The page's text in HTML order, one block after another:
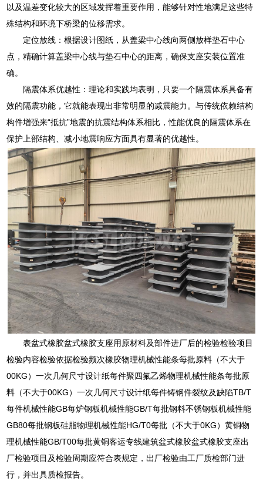
以及温差变化较大的区域发挥着重要作用，能够针对性地满足这些特
殊结构和环境下桥梁的位移需求。
定位放线：根据设计图纸，从盖梁中心线向两侧放样垫石中心
点，精确计算盖梁中心线与垫石中心的距离，确保支座安装位置准
确。
隔震体系优越性：理论和实践均表明，只要一个隔震体系具备有
效的隔震功能，它就能表现出非常明显的减震能力。与传统依赖结构
构件增强来“抵抗”地震的抗震结构体系相比，性能优良的隔震体系在
保护上部结构、减小地震响应方面具有显著的优越性。
表盆式橡胶盆式橡胶支座用原材料及部件进厂后的检验检验项目
检验内容检验依据检验频次橡胶物理机械性能条每批原料（不大于
00KG）一次几何尺寸设计纸每件聚四氟乙烯物理机械性能条每批原
料（不大于00KG）一次几何尺寸设计纸每件铸钢件裂纹及缺陷TB/T
每件机械性能GB每炉钢板机械性能GB/T每批钢料不锈钢板机械性能
GB80每批钢板硅脂物理机械性能HG/T0每批（不大于0KG）黄铜物
理机械性能GB/T00每批黄铜客运专线建筑盆式橡胶盆式橡胶支座出
厂检验项目及检验周期应符合表规定，出厂检验由工厂质检部门进
行，并出具质检报告。